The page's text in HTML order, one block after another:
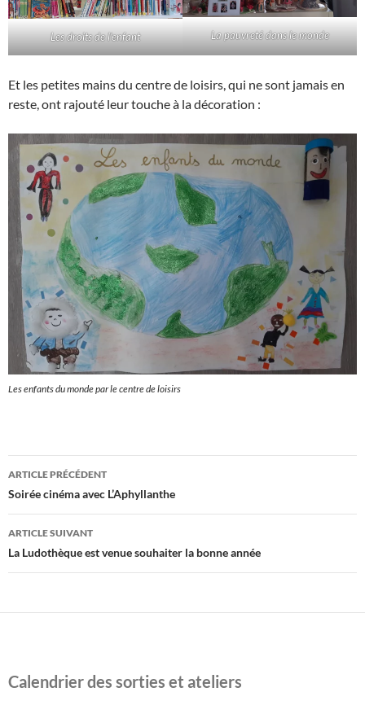
Les droits de l’enfant La pauvreté dans le monde
Et les petites mains du centre de loisirs, qui ne sont jamais en
reste, ont rajouté leur touche à la décoration :
Les enfants du monde par le centre de loisirs
Navigation
des
articles
ARTICLE PRÉCÉDENT
Soirée cinéma avec L’Aphyllanthe
ARTICLE SUIVANT
La Ludothèque est venue souhaiter la bonne année
Calendrier des sorties et ateliers